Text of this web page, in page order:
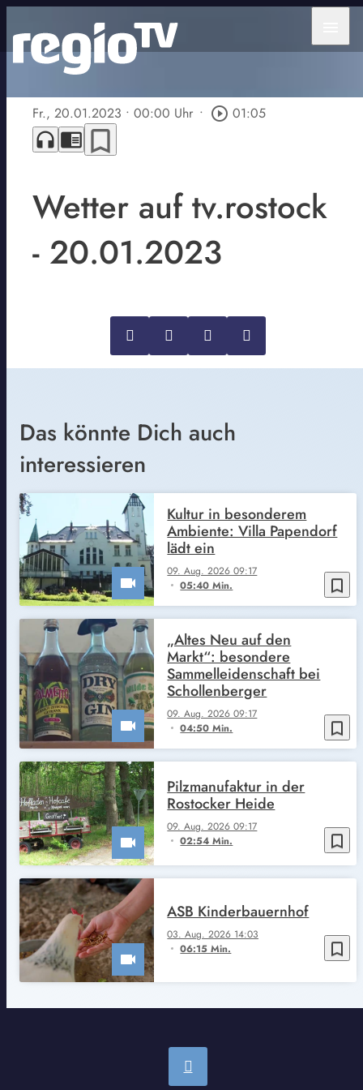
Fr., 20.01.2023 • 00:00 Uhr • play_circle_outline 01:05
headphones chrome_reader_mode bookmark_border
Wetter auf tv.rostock
- 20.01.2023
Das könnte Dich auch
interessieren
bookmark_border
09. Aug. 2026 09:17
05:40 Min.
Kultur in besonderem
Ambiente: Villa Papendorf
lädt ein
bookmark_border
09. Aug. 2026 09:17
04:50 Min.
„Altes Neu auf den
Markt“: besondere
Sammelleidenschaft bei
Schollenberger
bookmark_border
09. Aug. 2026 09:17
02:54 Min.
Pilzmanufaktur in der
Rostocker Heide
bookmark_border
03. Aug. 2026 14:03
06:15 Min.
ASB Kinderbauernhof